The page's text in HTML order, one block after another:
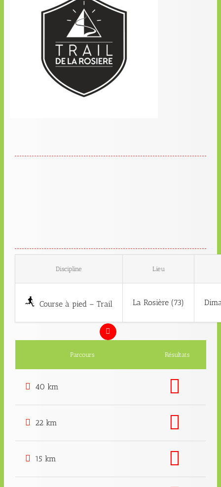
Discipline Lieu
Course à pied – Trail La Rosière (73)
Parcours Résultats
40 km
22 km
15 km